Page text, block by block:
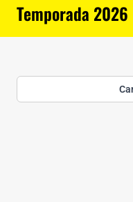
Temporada 2026